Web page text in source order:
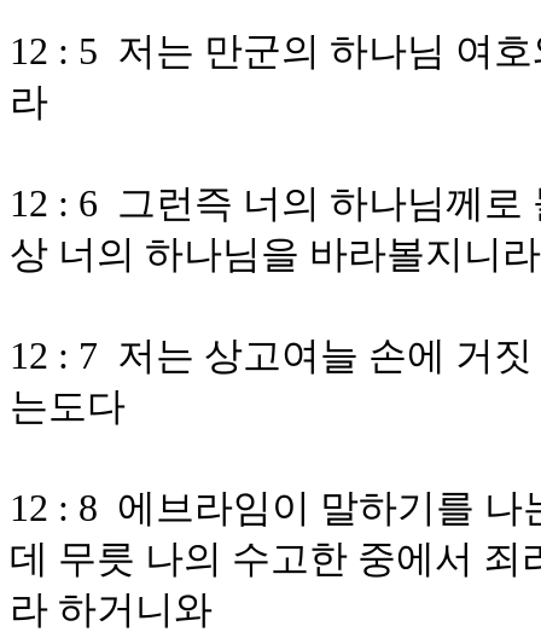
12 : 5 저는 만군의 하나님 여
라
12 : 6 그런즉 너의 하나님께
상 너의 하나님을 바라볼지니라
12 : 7 저는 상고여늘 손에 거
는도다
12 : 8 에브라임이 말하기를
데 무릇 나의 수고한 중에서
라 하거니와